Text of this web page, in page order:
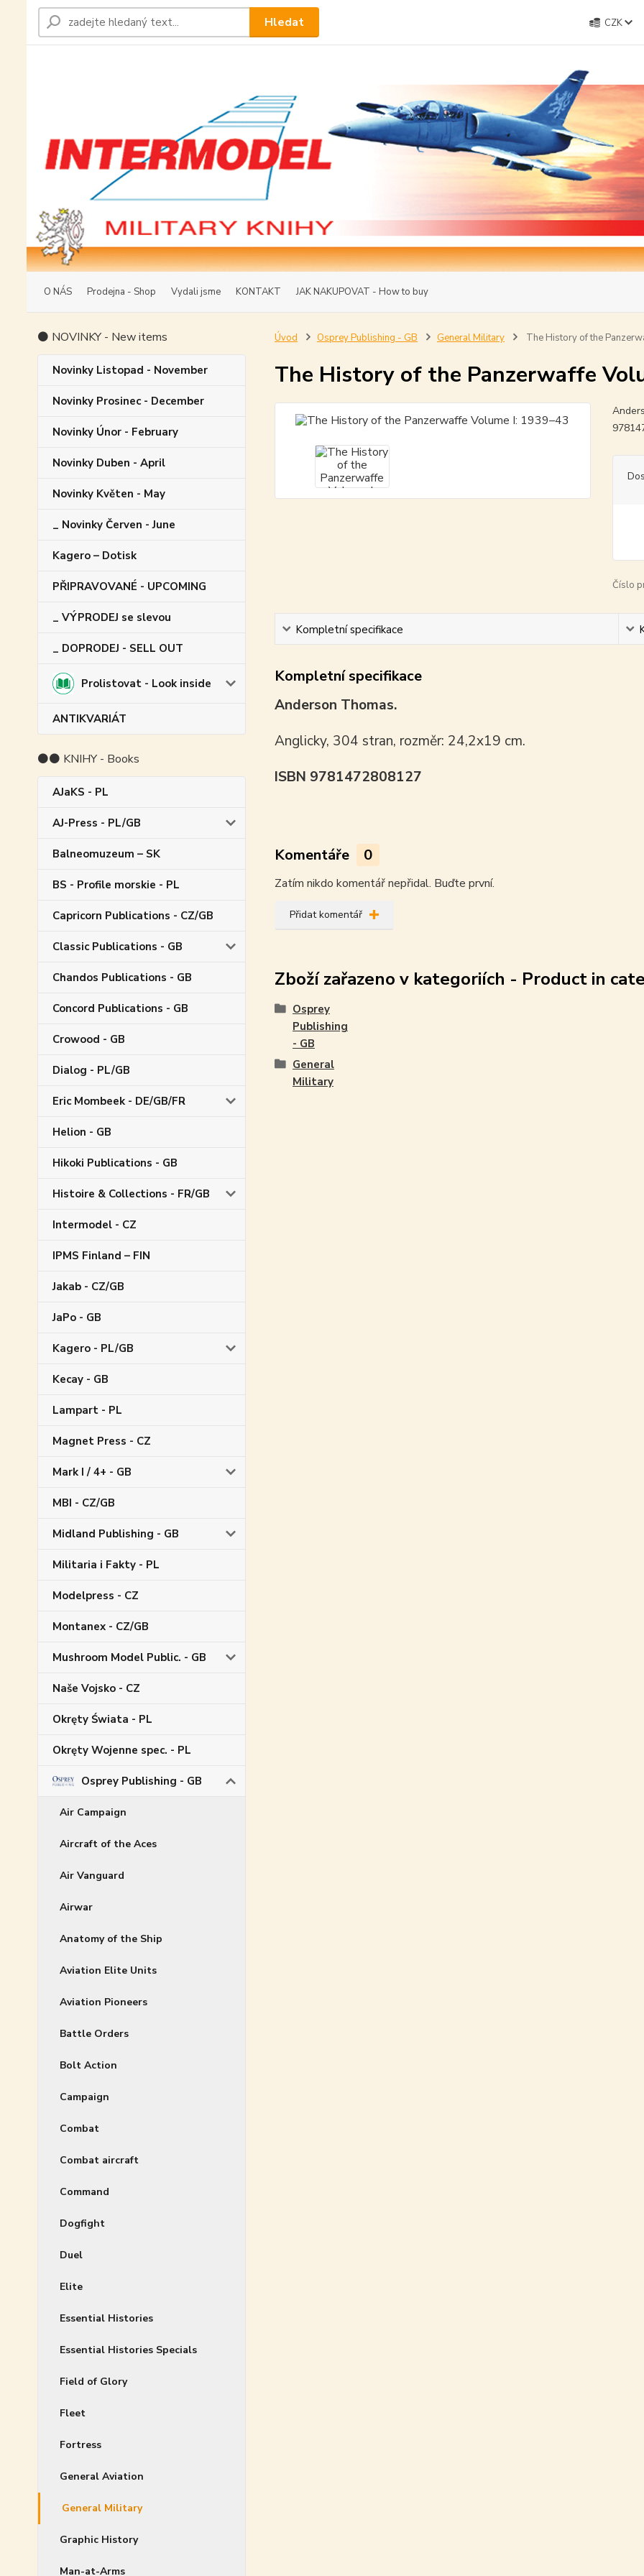
O NÁS Prodejna - Shop Vydali jsme KONTAKT JAK NAKUPOVAT - How to buy
CZK
Hledat
⚫ NOVINKY - New items
Novinky Listopad - November
Novinky Prosinec - December
Novinky Únor - February
Novinky Duben - April
Novinky Květen - May
_ Novinky Červen - June
Kagero – Dotisk
PŘIPRAVOVANÉ - UPCOMING
_ VÝPRODEJ se slevou
_ DOPRODEJ - SELL OUT
Prolistovat - Look inside
ANTIKVARIÁT
⚫⚫ KNIHY - Books
AJaKS - PL
AJ-Press - PL/GB
Balneomuzeum – SK
BS - Profile morskie - PL
Capricorn Publications - CZ/GB
Classic Publications - GB
Chandos Publications - GB
Concord Publications - GB
Crowood - GB
Dialog - PL/GB
Eric Mombeek - DE/GB/FR
Helion - GB
Hikoki Publications - GB
Histoire & Collections - FR/GB
Intermodel - CZ
IPMS Finland – FIN
Jakab - CZ/GB
JaPo - GB
Kagero - PL/GB
Kecay - GB
Lampart - PL
Magnet Press - CZ
Mark I / 4+ - GB
MBI - CZ/GB
Midland Publishing - GB
Militaria i Fakty - PL
Modelpress - CZ
Montanex - CZ/GB
Mushroom Model Public. - GB
Naše Vojsko - CZ
Okręty Świata - PL
Okręty Wojenne spec. - PL
Osprey Publishing - GB
Air Campaign
Aircraft of the Aces
Air Vanguard
Airwar
Anatomy of the Ship
Aviation Elite Units
Aviation Pioneers
Battle Orders
Bolt Action
Campaign
Combat
Combat aircraft
Command
Dogfight
Duel
Elite
Essential Histories
Essential Histories Specials
Field of Glory
Fleet
Fortress
General Aviation
General Military
Graphic History
Man-at-Arms
Úvod Osprey Publishing - GB General Military The History of the
The History of the Panzerwaffe
Číslo
Kompletní specifikace
Kompletní specifikace
Anderson Thomas.
Anglicky, 304 stran, rozměr: 24,2x19 cm.
ISBN 9781472808127
Komentáře 0
Zatím nikdo komentář nepřidal. Buďte první.
Přidat komentář
Zboží zařazeno v kategoriích - Product in
Osprey
Publishing
- GB
General
Military